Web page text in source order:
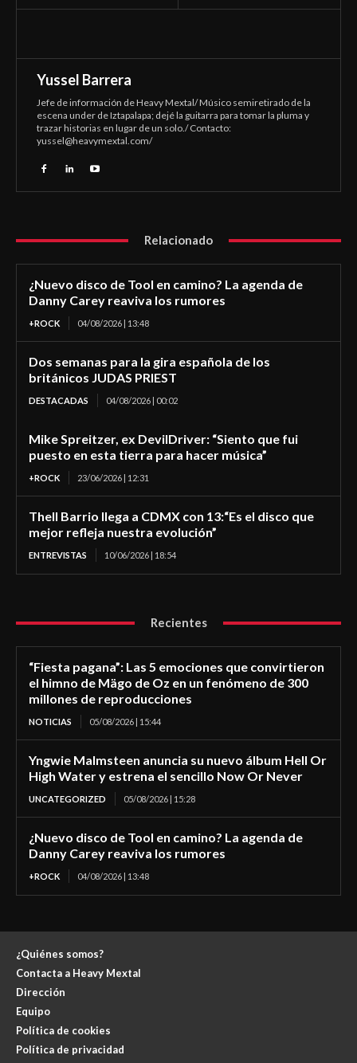
Yussel Barrera
Jefe de información de Heavy Mextal/ Músico semiretirado de la
escena under de Iztapalapa; dejé la guitarra para tomar la pluma y
trazar historias en lugar de un solo./ Contacto:
yussel@heavymextal.com/
Relacionado
¿Nuevo disco de Tool en camino? La agenda de
Danny Carey reaviva los rumores
+ROCK 04/08/2026 | 13:48
Dos semanas para la gira española de los
británicos JUDAS PRIEST
DESTACADAS 04/08/2026 | 00:02
Mike Spreitzer, ex DevilDriver: “Siento que fui
puesto en esta tierra para hacer música”
+ROCK 23/06/2026 | 12:31
Thell Barrio llega a CDMX con 13:“Es el disco que
mejor refleja nuestra evolución”
ENTREVISTAS 10/06/2026 | 18:54
Recientes
“Fiesta pagana”: Las 5 emociones que convirtieron
el himno de Mägo de Oz en un fenómeno de 300
millones de reproducciones
NOTICIAS 05/08/2026 | 15:44
Yngwie Malmsteen anuncia su nuevo álbum Hell Or
High Water y estrena el sencillo Now Or Never
UNCATEGORIZED 05/08/2026 | 15:28
¿Nuevo disco de Tool en camino? La agenda de
Danny Carey reaviva los rumores
+ROCK 04/08/2026 | 13:48
¿Quiénes somos?
Contacta a Heavy Mextal
Dirección
Equipo
Política de cookies
Política de privacidad